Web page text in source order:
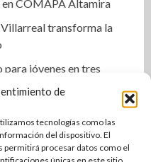
de
tecnologías como las
del dispositivo. El
permitirá procesar datos como el
únicas en este sitio.
en COMAPA Altamira
transforma la
para jóvenes en tres
de productos locales con
exportar también